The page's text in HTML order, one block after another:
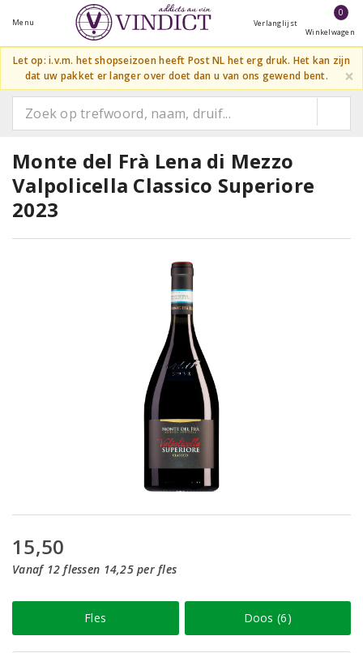
Menu Verlanglijst
0
Winkelwagen
Let op: i.v.m. het shopseizoen heeft Post NL het erg druk. Het kan zijn
dat uw pakket er langer over doet dan u van ons gewend bent.
×
Monte del Frà Lena di Mezzo
Valpolicella Classico Superiore
2023
15,50
Vanaf 12 flessen 14,25 per fles
Fles Doos (6)